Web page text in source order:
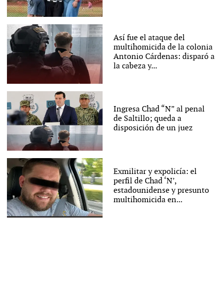
Así fue el ataque del
multihomicida de la colonia
Antonio Cárdenas: disparó a
la cabeza y...
Ingresa Chad “N” al penal
de Saltillo; queda a
disposición de un juez
Exmilitar y expolicía: el
perfil de Chad ‘N’,
estadounidense y presunto
multihomicida en...